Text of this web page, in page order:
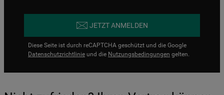
JETZT ANMELDEN
Diese Seite ist durch reCAPTCHA geschützt und die Google
Datenschutzrichtlinie und die Nutzungsbedingungen gelten.